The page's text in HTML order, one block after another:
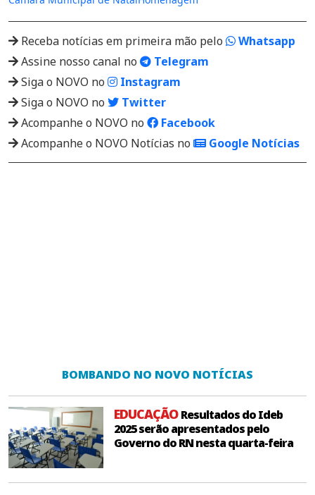
Receba notícias em primeira mão pelo
Whatsapp
Assine nosso canal no
Telegram
Siga o NOVO no
Instagram
Siga o NOVO no
Twitter
Acompanhe o NOVO no
Facebook
Acompanhe o NOVO Notícias no
Google Notícias
BOMBANDO NO NOVO NOTÍCIAS
EDUCAÇÃOResultados do Ideb
2025 serão apresentados pelo
Governo do RN nesta quarta-feira